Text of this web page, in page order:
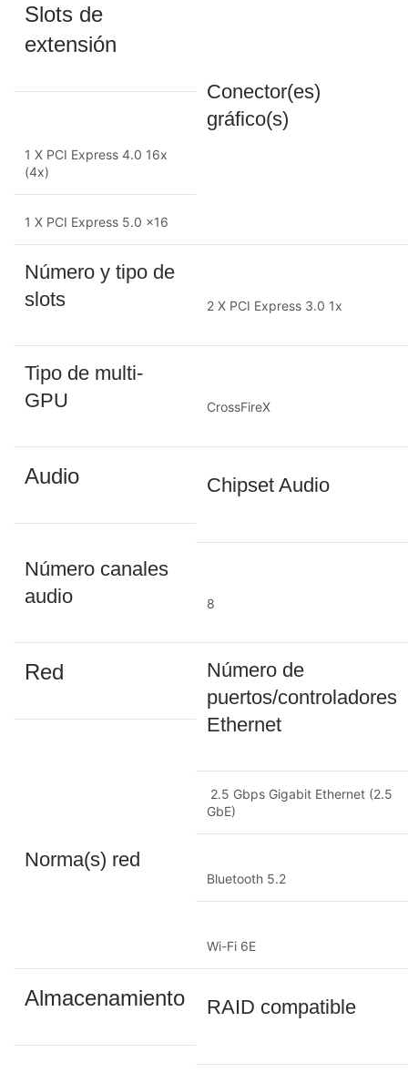
Slots de
extensión
Conector(es)
gráfico(s)
1 X PCI Express 4.0 16x
(4x)
1 X PCI Express 5.0 x16
Número y tipo de
slots
2 X PCI Express 3.0 1x
Tipo de multi-
GPU
CrossFireX
Audio Chipset Audio
Número canales
audio
8
Red
Número de
puertos/controladores
Ethernet
Norma(s) red
2.5 Gbps Gigabit Ethernet (2.5
GbE)
Bluetooth 5.2
Wi-Fi 6E
Almacenamiento RAID compatible